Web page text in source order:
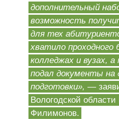
дополнительный
возможность
для тех
хватило проходного
колледжах и вузах,
подал документы на
подготовки», —
Вологодской области
Филимонов.